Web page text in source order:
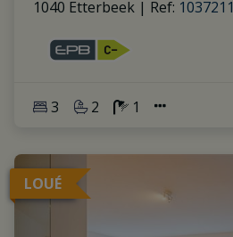
1040 Etterbeek | Ref: 1037211
3 2 1
LOUÉ